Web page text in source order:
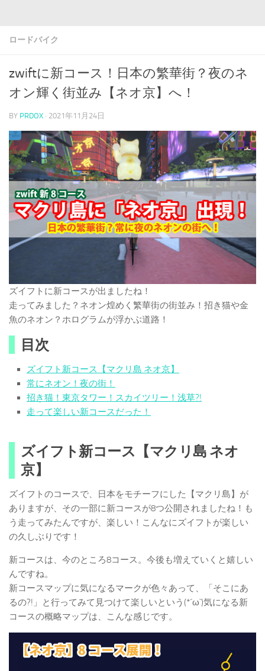
ロードバイク
zwiftに新コース！日本の繁華街？夜のネ
オン輝く街並み【ネオ京】へ！
BY PRDOX · 2021年11月24日
ズイフトに新コースが出ましたね！
走ってみました？ネオン煌めく繁華街の街並み！招き猫や金
魚のネオン？ホログラムが浮かぶ道路！
目次
ズイフト新コース【マクリ島 ネオ京】
常にネオン！夜の街！
招き猫！東京タワー！スカイツリー！浅草?!
走って楽しい新コースだった！
ズイフト新コース【マクリ島 ネオ
京】
ズイフトのコースで、日本をモチーフにした【マクリ島】が
ありますが、その一部に新コースが8つ公開されましたね！も
う走ってみたんですが、楽しい！こんなにズイフトが楽しい
の久しぶりです！
新コースは、今のところ8コース。今後も増えていくと嬉しい
んですね。
新コースマップに気になるマークが色々あって、「そこにあ
るの?!」と行ってみて見つけて楽しいという(*´ω`)気になる新
コースの概略マップは、こんな感じです。